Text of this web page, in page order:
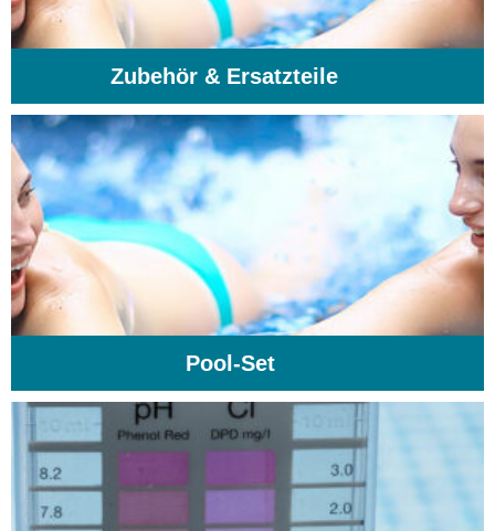
Zubehör & Ersatzteile
Pool-Set